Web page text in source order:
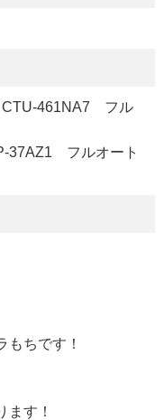
461NA7 フル
フルオート
もちです！
ます！